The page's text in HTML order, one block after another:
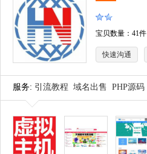
宝贝数量：41件
快速沟通
服务: 引流教程 域名出售 PHP源码